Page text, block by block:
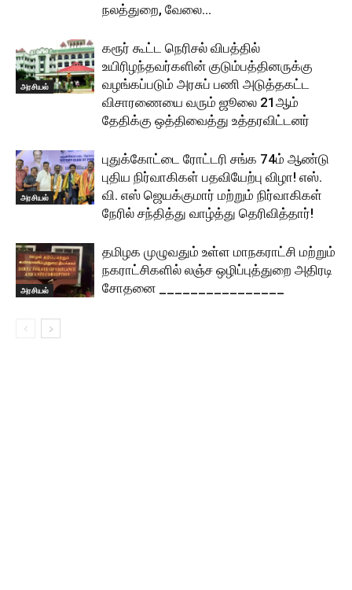
நலத்துறை, வேலை...
அரசியல்
கரூர் கூட்ட நெரிசல் விபத்தில்
உயிரிழந்தவர்களின் குடும்பத்தினருக்கு
வழங்கப்படும் அரசுப் பணி அடுத்தகட்ட
விசாரணையை வரும் ஜூலை 21ஆம்
தேதிக்கு ஒத்திவைத்து உத்தரவிட்டனர்
அரசியல்
புதுக்கோட்டை ரோட்டரி சங்க 74ம் ஆண்டு
புதிய நிர்வாகிகள் பதவியேற்பு விழா! எஸ்.
வி. எஸ் ஜெயக்குமார் மற்றும் நிர்வாகிகள்
நேரில் சந்தித்து வாழ்த்து தெரிவித்தார்!
அரசியல்
தமிழக முழுவதும் உள்ள மாநகராட்சி மற்றும்
நகராட்சிகளில் லஞ்ச ஒழிப்புத்துறை அதிரடி
சோதனை ________________